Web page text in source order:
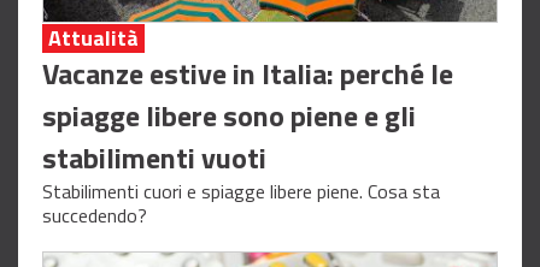
Attualità
Vacanze estive in Italia: perché le
spiagge libere sono piene e gli
stabilimenti vuoti
Stabilimenti cuori e spiagge libere piene. Cosa sta
succedendo?